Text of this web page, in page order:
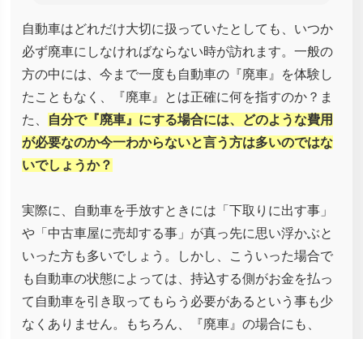
自動車はどれだけ大切に扱っていたとしても、いつか
必ず廃車にしなければならない時が訪れます。一般の
方の中には、今まで一度も自動車の『廃車』を体験し
たこともなく、『廃車』とは正確に何を指すのか？ま
た、
自分で『廃車』にする場合には、どのような費用
が必要なのか今一わからないと言う方は多いのではな
いでしょうか？
実際に、自動車を手放すときには「下取りに出す事」
や「中古車屋に売却する事」が真っ先に思い浮かぶと
いった方も多いでしょう。しかし、こういった場合で
も自動車の状態によっては、持込する側がお金を払っ
て自動車を引き取ってもらう必要があるという事も少
なくありません。もちろん、『廃車』の場合にも、